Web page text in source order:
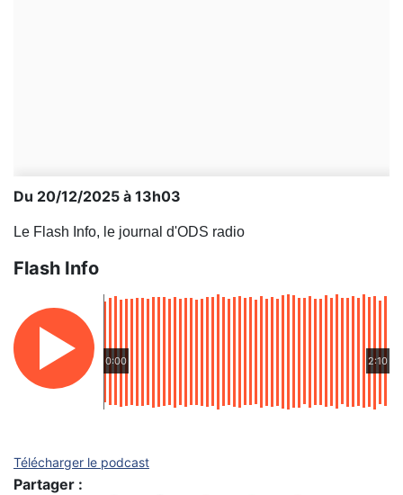
Du 20/12/2025 à 13h03
Le Flash Info, le journal d'ODS radio
Flash Info
0:00 2:10
Télécharger le podcast
Partager :